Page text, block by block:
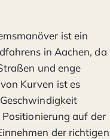
ist ein
in Aachen, da
und enge
Kurven ist es
auf der
der richtigen